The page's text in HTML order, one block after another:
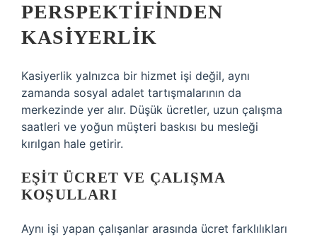
PERSPEKTIFINDEN
KASIYERLIK
Kasiyerlik yalnızca bir hizmet işi değil, aynı
zamanda sosyal adalet tartışmalarının da
merkezinde yer alır. Düşük ücretler, uzun çalışma
saatleri ve yoğun müşteri baskısı bu mesleği
kırılgan hale getirir.
EŞIT ÜCRET VE ÇALIŞMA
KOŞULLARI
Aynı işi yapan çalışanlar arasında ücret farklılıkları